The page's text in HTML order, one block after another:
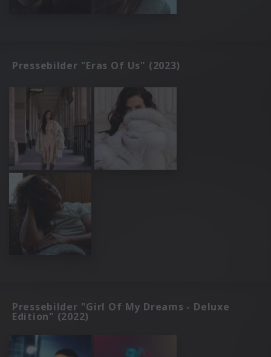
Pressebilder "Eras Of Us" (2023)
Pressebilder "Girl Of My Dreams - Deluxe
Edition" (2022)